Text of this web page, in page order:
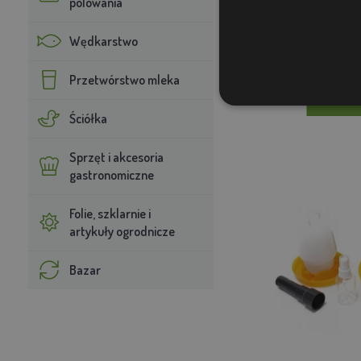
Wędkarstwo
Przetwórstwo mleka
Ściółka
Sprzęt i akcesoria
gastronomiczne
Folie, szklarnie i
artykuły ogrodnicze
Bazar